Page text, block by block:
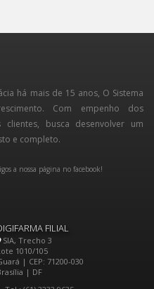
há mais de 15 anos, O Sistema
Com empenho dos
busca desenvolver um
e completo.
a nossa página no facebook!
FILIAL
SIA, Trecho 3
1010/105
| CEP: 71200-030
| DF